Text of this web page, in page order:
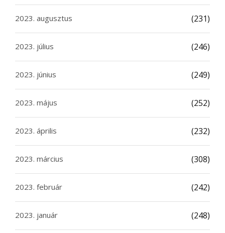
2023. augusztus (231)
2023. július (246)
2023. június (249)
2023. május (252)
2023. április (232)
2023. március (308)
2023. február (242)
2023. január (248)